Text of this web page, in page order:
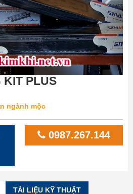
KIT PLUS
ngành mộc
0987.267.144
TÀI LIỆU KỸ THUẬT